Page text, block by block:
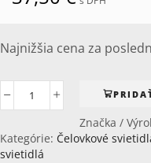
Najnižšia cena za
množstvo
Čelovka
H1A-
Značka /
Kategórie: Čelovkové
svietidlá